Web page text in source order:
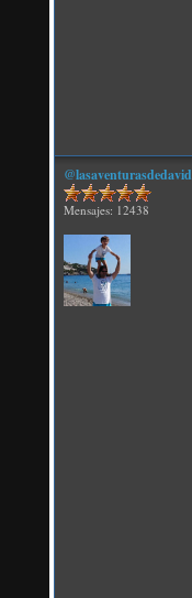
@lasaventurasdedavid
Mensajes: 12438